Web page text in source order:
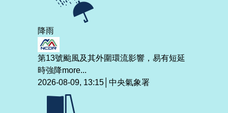
降雨
第13號颱風及其外圍環流影響，易有短延
時強降more...
2026-08-09, 13:15│中央氣象署